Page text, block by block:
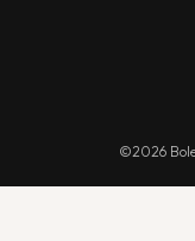
©2026